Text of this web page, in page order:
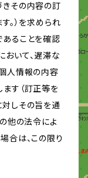
きその内容の訂
。）を求められ
あることを確認
いて、遅滞な
人情報の内容
す（訂正等を
しその旨を通
他の法令によ
合は、この限り